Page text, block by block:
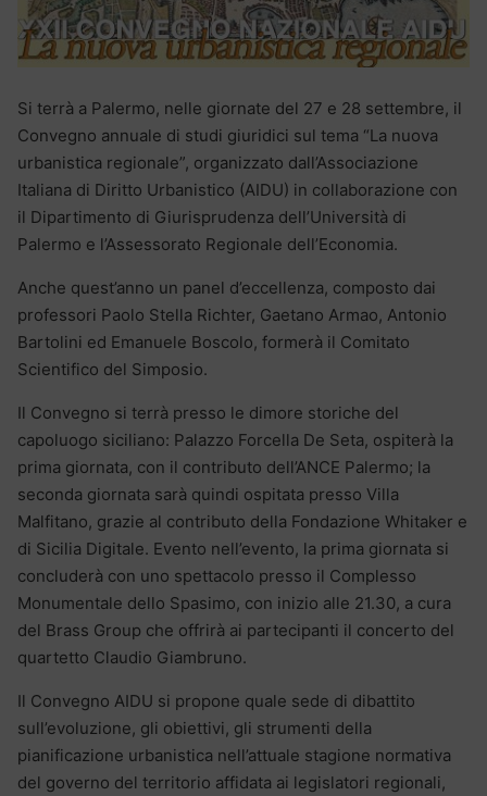
Si terrà a Palermo, nelle giornate del 27 e 28 settembre, il
Convegno annuale di studi giuridici sul tema “La nuova
urbanistica regionale”, organizzato dall’Associazione
Italiana di Diritto Urbanistico (AIDU) in collaborazione con
il Dipartimento di Giurisprudenza dell’Università di
Palermo e l’Assessorato Regionale dell’Economia.
Anche quest’anno un panel d’eccellenza, composto dai
professori Paolo Stella Richter, Gaetano Armao, Antonio
Bartolini ed Emanuele Boscolo, formerà il Comitato
Scientifico del Simposio.
Il Convegno si terrà presso le dimore storiche del
capoluogo siciliano: Palazzo Forcella De Seta, ospiterà la
prima giornata, con il contributo dell’ANCE Palermo; la
seconda giornata sarà quindi ospitata presso Villa
Malfitano, grazie al contributo della Fondazione Whitaker e
di Sicilia Digitale. Evento nell’evento, la prima giornata si
concluderà con uno spettacolo presso il Complesso
Monumentale dello Spasimo, con inizio alle 21.30, a cura
del Brass Group che offrirà ai partecipanti il concerto del
quartetto Claudio Giambruno.
Il Convegno AIDU si propone quale sede di dibattito
sull’evoluzione, gli obiettivi, gli strumenti della
pianificazione urbanistica nell’attuale stagione normativa
del governo del territorio affidata ai legislatori regionali,